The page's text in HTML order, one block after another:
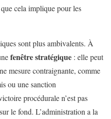
cela implique pour les
sont plus ambivalents. À
fenêtre stratégique : elle peut
mesure contraignante, comme
ou une sanction
procédurale n’est pas
le fond. L’administration a la